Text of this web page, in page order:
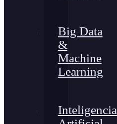
Big Data
&
Machine
Learning
Inteligencia